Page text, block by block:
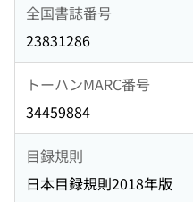
全国書誌番号
23831286
トーハンMARC番号
34459884
目録規則
日本目録規則2018年版